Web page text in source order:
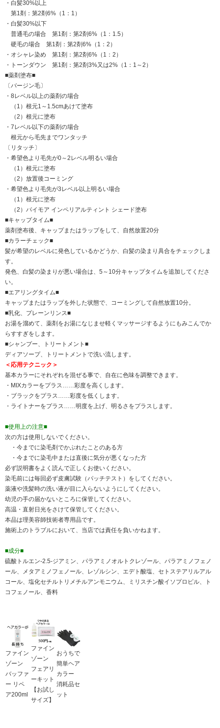
・白髪30%以上
第1剤：第2剤6%（1：1）
・白髪30%以下
普通毛の場合 第1剤：第2剤6%（1：1.5）
硬毛の場合 第1剤：第2剤6%（1：2）
・オシャレ染め 第1剤：第2剤6%（1：2）
・トーンダウン 第1剤：第2剤3%又は2%（1：1～2）
■薬剤塗布■
〔バージン毛〕
・8レベル以上の薬剤の場合
（1）根元1～1.5cmあけて塗布
（2）根元に塗布
・7レベル以下の薬剤の場合
根元から毛先までワンタッチ
〔リタッチ〕
・希望色より毛先が0～2レベル明るい場合
（1）根元に塗布
（2）放置後コーミング
・希望色より毛先が3レベル以上明るい場合
（1）根元に塗布
（2）パイモア インペリアルティント シェード塗布
■キャップタイム■
薬剤塗布後、キャップまたはラップをして、自然放置20分
■カラーチェック■
髪が希望のレベルに発色しているかどうか、白髪の染まり具合をチェックしま
す。
発色、白髪の染まりが悪い場合は、5～10分キャップタイムを追加してくださ
い。
■エアリングタイム■
キャップまたはラップを外した状態で、コーミングして自然放置10分。
■乳化、プレーンリンス■
お湯を溜めて、薬剤をお湯になじませ軽くマッサージするようにもみこんでか
らすすぎをします。
■シャンプー、トリートメント■
ディアソープ、トリートメントで洗い流します。
＜応用テクニック＞
基本カラーにそれぞれを混ぜる事で、自在に色味を調整できます。
・MIXカラーをプラス……彩度を高くします。
・ブラックをプラス……彩度を低くします。
・ライトナーをプラス……明度を上げ、明るさをプラスします。
■使用上の注意■
次の方は使用しないでください。
・今までに染毛剤でかぶれたことのある方
・今までに染毛中または直後に気分が悪くなった方
必ず説明書をよく読んで正しくお使いください。
染毛前には毎回必ず皮膚試験（パッチテスト）をしてください。
薬液や洗髪時の洗い液が目に入らないようにしてください。
幼児の手の届かないところに保管してください。
高温・直射日光をさけて保管してください。
本品は理美容師技術者専用品です。
施術上のトラブルにおいて、当店では責任を負いかねます。
■成分■
硫酸トルエン-2.5-ジアミン、パラアミノオルトクレゾール、パラアミノフェノ
ール、メタアミノフェノール、レゾルシン、エデト酸塩、セトステアリルアル
コール、塩化セチルトリメチルアンモニウム、ミリスチン酸イソプロピル、ト
コフェノール、香料
ファイン
ゾーン
バッファ
ー リペ
ア200ml
ファイン
ゾーン
フェアリ
ーキット
【お試し
サイズ】
おうちで
簡単ヘア
カラー
消耗品セ
ット